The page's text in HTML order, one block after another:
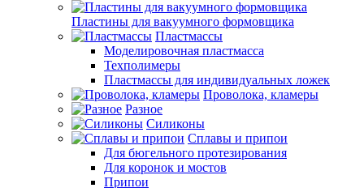
Пластины для вакуумного формовщика
Пластмассы
Моделировочная пластмасса
Техполимеры
Пластмассы для индивидуальных ложек
Проволока, кламеры
Разное
Силиконы
Сплавы и припои
Для бюгельного протезирования
Для коронок и мостов
Припои